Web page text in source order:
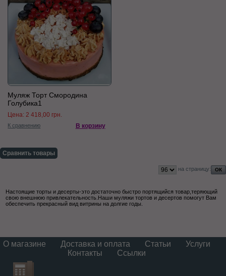
Муляж Торт Смородина
Голубика1
Цена:2 418,00 грн.
К сравнению В корзину
Сравнить товары
на страницу:
Настоящие торты и десерты-это достаточно быстро портящийся товар,теряющий
свою внешнюю привлекательность.Наши муляжи тортов и десертов помогут Вам
обеспечить прекрасный вид витрины на долгие годы.
О магазине Доставка и оплата Статьи
Услуги
Контакты
Ссылки